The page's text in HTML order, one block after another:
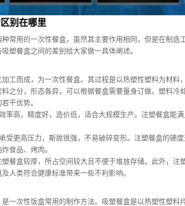
别在哪里
常用的一次性餐盒，虽然其主要作用相同，但是在制造
塑餐盒之间的差别给大家做一具体阐述。
工而成，为一次性餐盒。其过程是以热塑性塑料为材料
之分，形态各异，可以根据餐盒需要量身订做。塑料冷
干优势。
率高，精度好，造价低，适合大规模生产。注塑餐盒能
受更高压力，斯故很强，不易破碎变形。注塑餐盒的硬
食品、烤肉。
餐盒较厚，所占空间较大且不便于堆放存储。此外，注
人类符合健康标准带来一些不利影响。
一次性饭盒常用的制作方法。吸塑餐盒是以热塑性塑料